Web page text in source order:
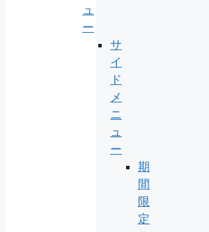
ュ
ー
サ
イ
ド
メ
ニ
ュ
ー
期
間
限
定